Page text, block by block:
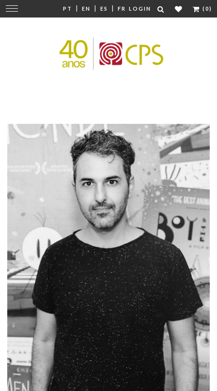
PT | EN | ES | FR LOGIN (0)
Change
navigation